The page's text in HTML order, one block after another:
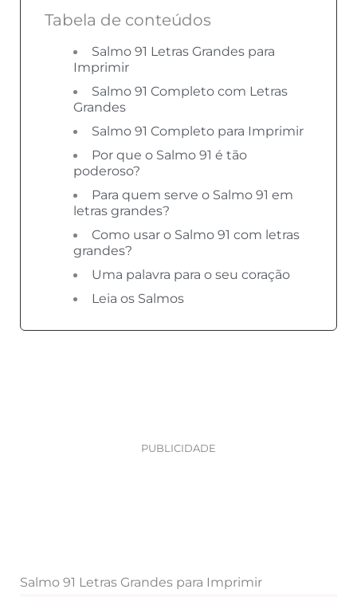
Tabela de conteúdos
Salmo 91 Letras Grandes para
Imprimir
Salmo 91 Completo com Letras
Grandes
Salmo 91 Completo para Imprimir
Por que o Salmo 91 é tão
poderoso?
Para quem serve o Salmo 91 em
letras grandes?
Como usar o Salmo 91 com letras
grandes?
Uma palavra para o seu coração
Leia os Salmos
PUBLICIDADE
Salmo 91 Letras Grandes para Imprimir